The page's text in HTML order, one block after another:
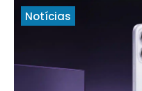
Notícias